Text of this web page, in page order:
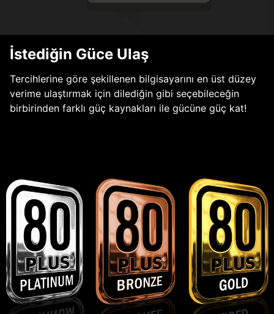
İstediğin Güce Ulaş
Tercihlerine göre şekillenen bilgisayarını en üst düzey
verime ulaştırmak için dilediğin gibi seçebileceğin
birbirinden farklı güç kaynakları ile gücüne güç kat!